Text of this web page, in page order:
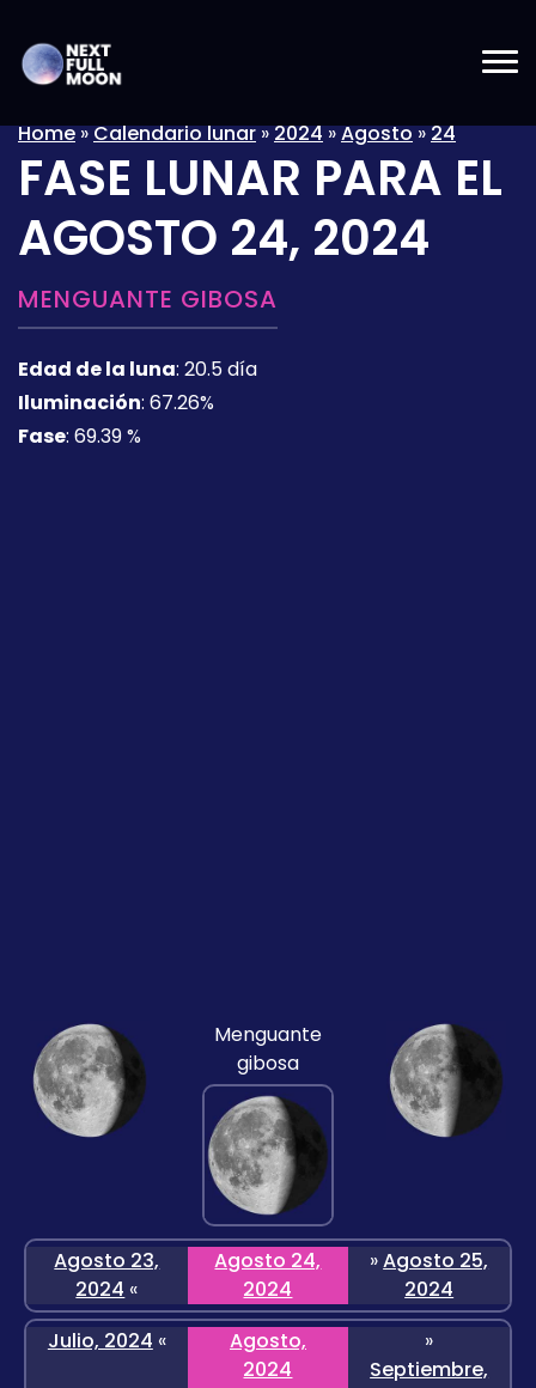
Home»Calendario lunar»2024»Agosto»24
FASE LUNAR PARA EL
AGOSTO 24, 2024
MENGUANTE GIBOSA
Edad de la luna: 20.5 día
Iluminación: 67.26%
Fase: 69.39 %
Menguante
gibosa
Agosto 23,
2024 «
Agosto 24,
2024
»Agosto 25,
2024
Julio, 2024 «
Agosto,
2024
»
Septiembre,